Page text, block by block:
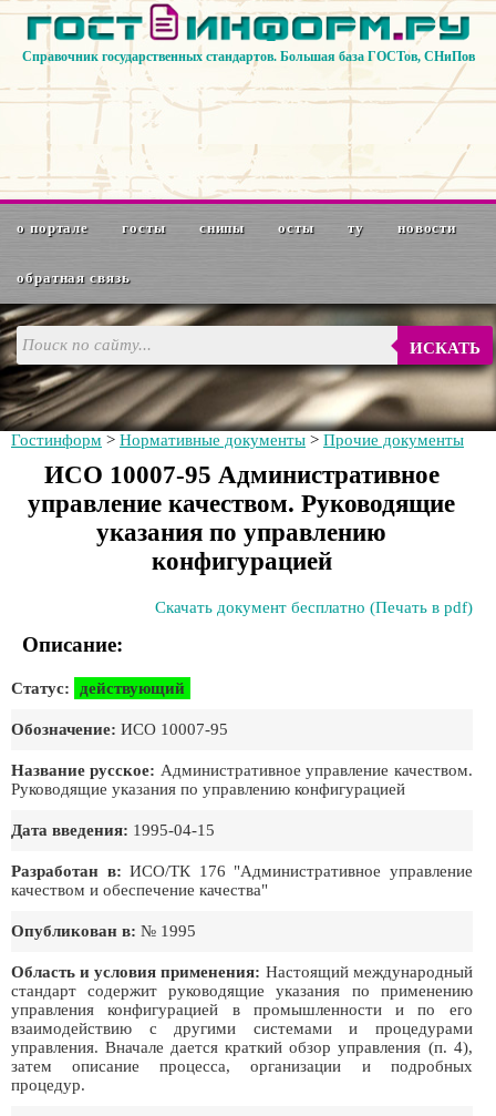
Справочник государственных стандартов. Большая база ГОСТов, СНиПов
о портале госты снипы осты ту новости
обратная связь
ИСКАТЬ
Гостинформ > Нормативные документы > Прочие документы
ИСО 10007-95 Административное
управление качеством. Руководящие
указания по управлению
конфигурацией
Скачать документ бесплатно (Печать в pdf)
Описание:
Статус: действующий
Обозначение: ИСО 10007-95
Название русское: Административное управление качеством.
Руководящие указания по управлению конфигурацией
Дата введения: 1995-04-15
Разработан в: ИСО/ТК 176 "Административное управление
качеством и обеспечение качества"
Опубликован в: № 1995
Область и условия применения: Настоящий международный
стандарт содержит руководящие указания по применению
управления конфигурацией в промышленности и по его
взаимодействию с другими системами и процедурами
управления. Вначале дается краткий обзор управления (п. 4),
затем описание процесса, организации и подробных
процедур.